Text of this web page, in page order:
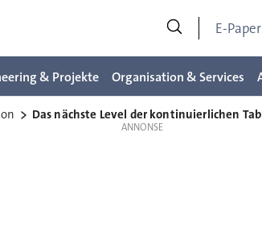
E-Paper
& Projekte Organisation & Services
Das nächste Level der kontinuierlichen